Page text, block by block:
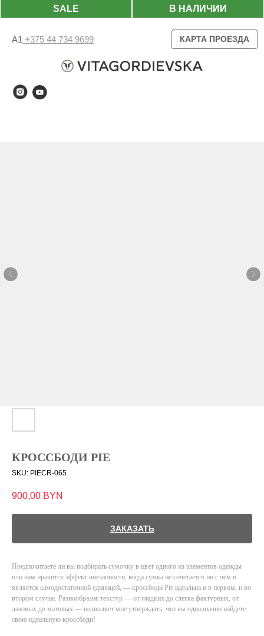
В НАЛИЧИИ
SALE
А1 +375 44 734 9699 КАРТА ПРОЕЗДА
КРОССБОДИ PIE
SKU: PIECR-065
900,00 BYN
ЗАКАЗАТЬ
Предпочитаете ли вы подбирать сумочку в цвет одного из элементов одежды
или вам нравится эффект внезапности, когда сумка не сочетается ни с чем и
является самодостаточной единицей, — кроссбоди Pie идеальна и в первом, и во
втором случае. Разнообразие текстур — от гладких до слегка фактурных, от
лаковых до матовых — позволяет мне утверждать, что вы однозначно найдете
свою идеальную кроссбоди!